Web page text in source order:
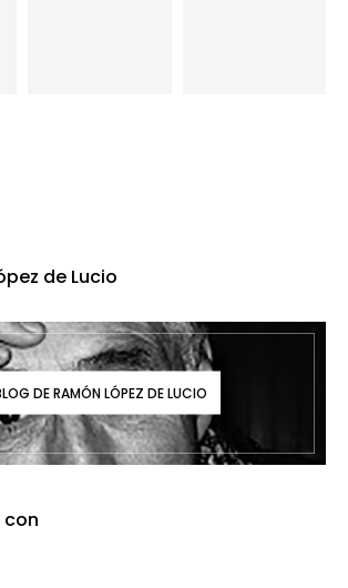
de Lucio
DE RAMÓN LÓPEZ DE LUCIO